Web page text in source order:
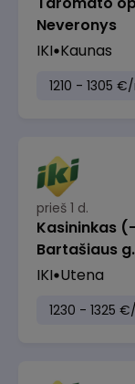
Neveronys
IKI Kaunas
1210 - 1305
prieš 1 d.
Kasininkas
Bartašiaus
IKI Utena
1230 - 1325